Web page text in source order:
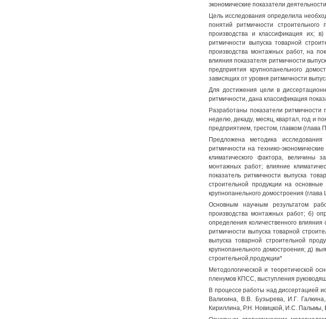
экономические показатели
Цель исследования определила
понятий ритмичности строительного
производства и классификация их;
ритмичности выпуска товарной
производства монтажных работ, на
влияния показателя ритмичности
предприятия крупнопанельного
зависящих от уровня ритмичности
Для достижения цели в
ритмичности, дана классификация
Разработаны показатели
неделю, декаду, месяц, квартал, год и
предприятием, трестом, главком (глава
Предложена методика
ритмичности на технико-
климатического фактора, величины
монтажных работ; влияние
показатель ритмичности выпуска
строительной продукции на
крупнопанельного домостроения (глава
Основным научным результатом
производства монтажных работ; б)
определения количественного
ритмичности выпуска товарной
выпуска товарной строительной
крупнопанельного домостроения; д)
строительной,продукции*
Методологической и теоретической
пленумов КПСС, выступления
В процессе работы над диссертацией
Валихина, В.В. Бузырева, И.Г.
Кириллина, Р.Н. Новицкой, И.С. Пальмы,